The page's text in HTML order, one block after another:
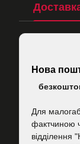
Нова
Для
фактчиною
відділення